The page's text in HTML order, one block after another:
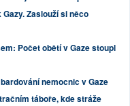
Zaslouží si něco
Počet obětí v Gaze stoupl
nemocnic v Gaze
táboře, kde stráže